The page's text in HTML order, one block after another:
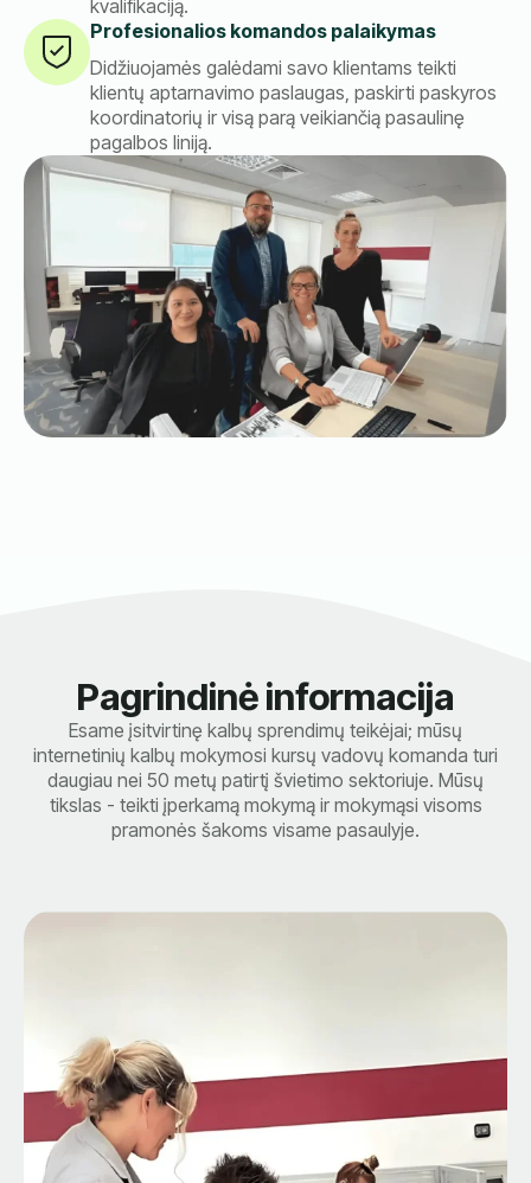
kvalifikaciją.
Profesionalios komandos palaikymas
Didžiuojamės galėdami savo klientams teikti
klientų aptarnavimo paslaugas, paskirti paskyros
koordinatorių ir visą parą veikiančią pasaulinę
pagalbos liniją.
Pagrindinė informacija
Esame įsitvirtinę kalbų sprendimų teikėjai; mūsų
internetinių kalbų mokymosi kursų vadovų komanda turi
daugiau nei 50 metų patirtį švietimo sektoriuje. Mūsų
tikslas - teikti įperkamą mokymą ir mokymąsi visoms
pramonės šakoms visame pasaulyje.